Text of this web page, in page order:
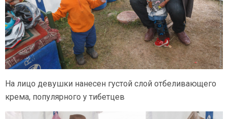
На лицо девушки нанесен густой слой отбеливающего
крема, популярного у тибетцев